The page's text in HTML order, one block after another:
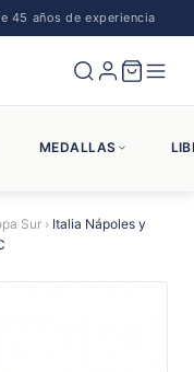
45 años de experiencia
MEDALLAS
Sur › Italia Nápoles y